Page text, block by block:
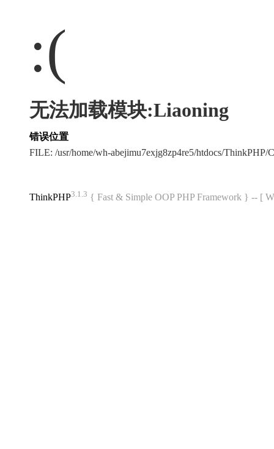
:(
无法加载模块:Liaoning
错误位置
FILE: /usr/home/wh-abejimu7exjg8zp4re5/htdocs/
ThinkPHP3.1.3 { Fast & Simple OOP PHP Framework } -- [